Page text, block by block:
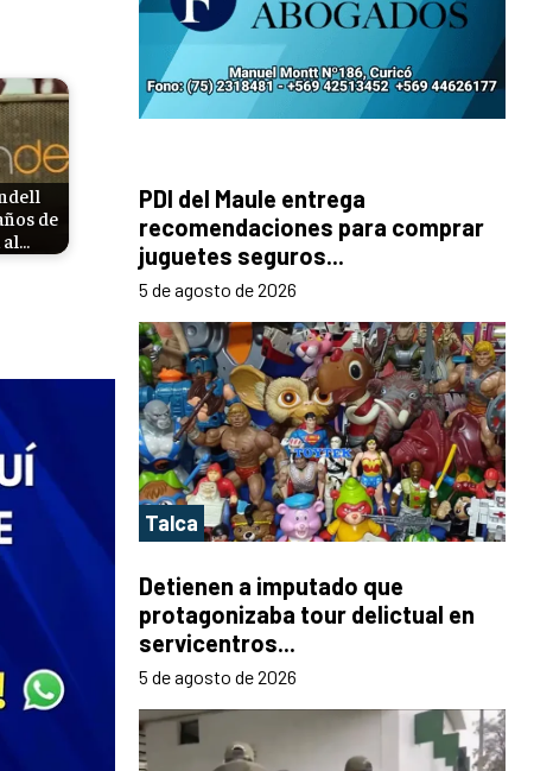
de
PDI del Maule entrega
recomendaciones para comprar
juguetes seguros...
5 de agosto de 2026
Talca
Detienen a imputado que
protagonizaba tour delictual en
servicentros...
5 de agosto de 2026